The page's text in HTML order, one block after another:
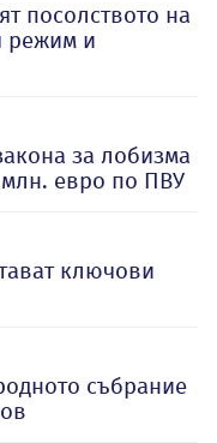
посолството на
режим и
за лобизма
млн. евро по ПВУ
ключови
събрание